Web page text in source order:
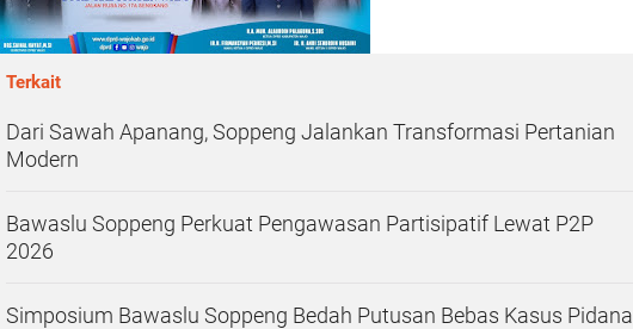
Terkait
Dari Sawah Apanang, Soppeng Jalankan Transformasi Pertanian
Modern
Bawaslu Soppeng Perkuat Pengawasan Partisipatif Lewat P2P
2026
Simposium Bawaslu Soppeng Bedah Putusan Bebas Kasus Pidana